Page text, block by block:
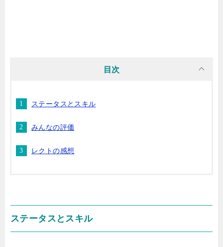
目次
ステータスとスキル
みんなの評価
レクトの感想
ステータスとスキル